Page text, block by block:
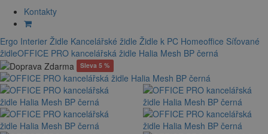
Kontakty
Ergo Interier Židle Kancelářské židle Židle k PC Homeoffice Síťované
židleOFFICE PRO kancelářská židle Halia Mesh BP černá
Sleva 5 %